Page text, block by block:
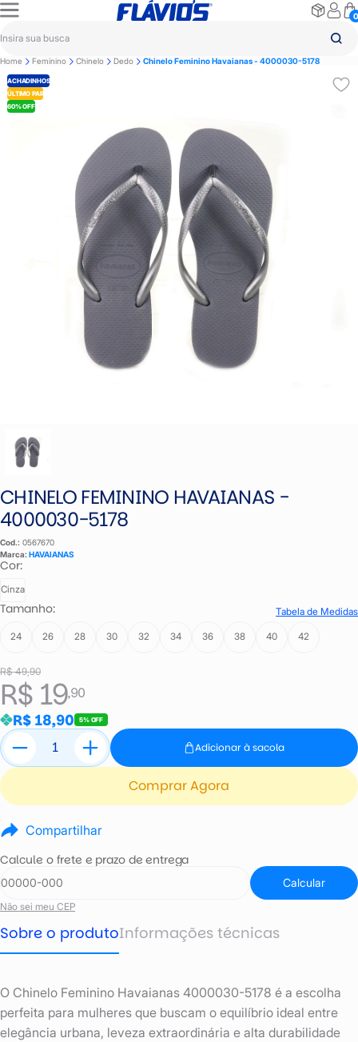
0
Home Feminino Chinelo Dedo Chinelo Feminino Havaianas - 4000030-5178
60% OFF
ÚLTIMO PAR
ACHADINHOS
CHINELO FEMININO HAVAIANAS -
4000030-5178
Cod.: 0567670
Marca: HAVAIANAS
R$ 49,90
R$ 19,90
R$ 18,90 5% OFF
Cor:
Cinza
Tamanho: Tabela de Medidas
24 26 28 30 32 34 36 38 40 42
Adicionar à sacola
Comprar Agora
Compartilhar
Calcule o frete e prazo de entrega
Calcular
Não sei meu CEP
Sobre o produtoInformações técnicas
O Chinelo Feminino Havaianas 4000030-5178 é a escolha
perfeita para mulheres que buscam o equilíbrio ideal entre
elegância urbana, leveza extraordinária e alta durabilidade